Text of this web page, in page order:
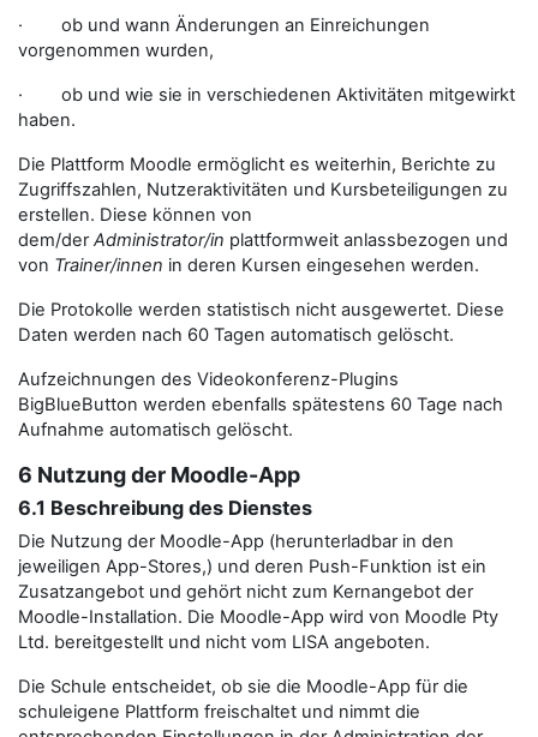
· ob und wann Änderungen an Einreichungen
vorgenommen wurden,
· ob und wie sie in verschiedenen Aktivitäten mitgewirkt
haben.
Die Plattform Moodle ermöglicht es weiterhin, Berichte zu
Zugriffszahlen, Nutzeraktivitäten und Kursbeteiligungen zu
erstellen. Diese können von
dem/derAdministrator/in plattformweit anlassbezogen und
von Trainer/innen in deren Kursen eingesehen werden.
Die Protokolle werden statistisch nicht ausgewertet. Diese
Daten werden nach 60 Tagen automatisch gelöscht.
Aufzeichnungen des Videokonferenz-Plugins
BigBlueButton werden ebenfalls spätestens 60 Tage nach
Aufnahme automatisch gelöscht.
6 Nutzung der Moodle-App
6.1 Beschreibung des Dienstes
Die Nutzung der Moodle-App (herunterladbar in den
jeweiligen App-Stores,) und deren Push-Funktion ist ein
Zusatzangebot und gehört nicht zum Kernangebot der
Moodle-Installation. Die Moodle-App wird von Moodle Pty
Ltd. bereitgestellt und nicht vom LISA angeboten.
Die Schule entscheidet, ob sie die Moodle-App für die
schuleigene Plattform freischaltet und nimmt die